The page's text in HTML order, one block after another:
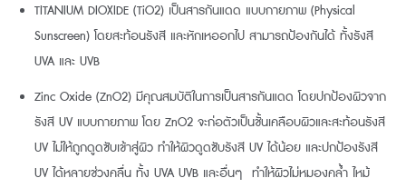
TITANIUM DIOXIDE (TiO2) เป็นสารกันแดด แบบกายภาพ (Physical
Sunscreen) โดยสะท้อนรังสี และหักเหออกไป สามารถป้องกันได้ ทั้งรังสี
UVA และ UVB
Zinc Oxide (ZnO2) มีคุณสมบัติในการเป็นสารกันแดด โดยปกป้องผิวจาก
รังสี UV แบบกายภาพ โดย ZnO2 จะก่อตัวเป็นชั้นเคลือบผิวและสะท้อนรังสี
UV ไม่ให้ถูกดูดซับเข้าสู่ผิว ทำให้ผิวดูดซับรังสี UV ได้น้อย และปกป้องรังสี
UV ได้หลายช่วงคลื่น ทั้ง UVA UVB และอื่นๆ ทำให้ผิวไม่หมองคล้ำ ไหม้